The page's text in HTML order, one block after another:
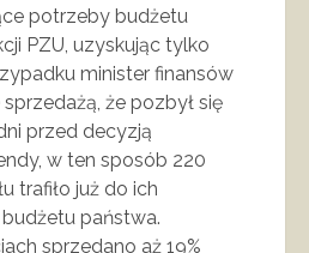
potrzeby budżetu
PZU, uzyskując tylko
minister finansów
że pozbył się
przed decyzją
w ten sposób 220
trafiło już do ich
państwa.
sprzedano aż 19%